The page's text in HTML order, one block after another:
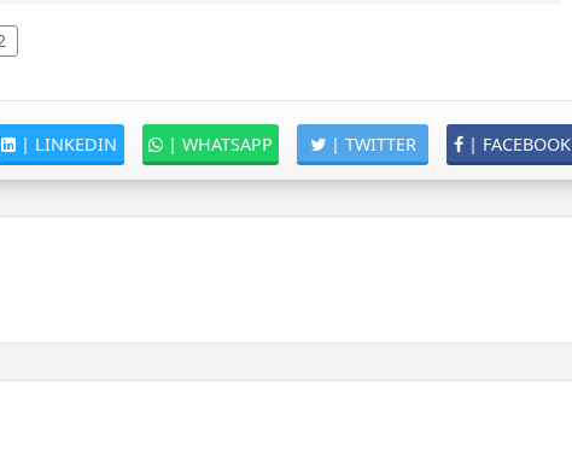
| FACEBOOK
| TWITTER
| WHATSAPP
| LINKEDIN